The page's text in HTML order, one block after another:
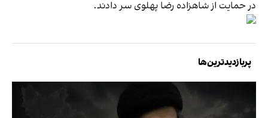
در حمایت از شاهزاده رضا پهلوی سر دادند.
پربازدیدترین‌ها